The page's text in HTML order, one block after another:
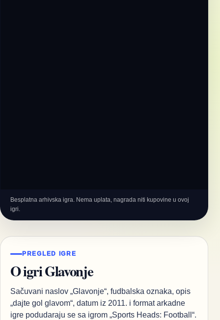
Besplatna arhivska igra. Nema uplata, nagrada niti kupovine u ovoj
igri.
PREGLED IGRE
O igri Glavonje
Sačuvani naslov „Glavonje“, fudbalska oznaka, opis
„dajte gol glavom“, datum iz 2011. i format arkadne
igre podudaraju se sa igrom „Sports Heads: Football“.